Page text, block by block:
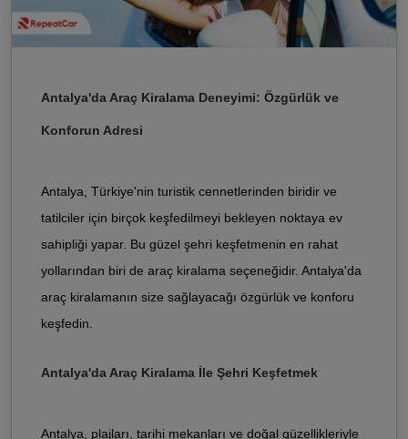
Antalya'da Araç Kiralama Deneyimi: Özgürlük ve
Konforun Adresi
Antalya, Türkiye'nin turistik cennetlerinden biridir ve
tatilciler için birçok keşfedilmeyi bekleyen noktaya ev
sahipliği yapar. Bu güzel şehri keşfetmenin en rahat
yollarından biri de araç kiralama seçeneğidir. Antalya'da
araç kiralamanın size sağlayacağı özgürlük ve konforu
keşfedin.
Antalya'da Araç Kiralama İle Şehri Keşfetmek
Antalya, plajları, tarihi mekanları ve doğal güzellikleriyle